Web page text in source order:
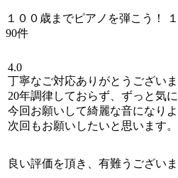
１００歳までピアノを弾こう！
90件
4.0
丁寧なご対応ありがとうございま
20年調律しておらず、ずっと気
今回お願いして綺麗な音になり
次回もお願いしたいと思います。
良い評価を頂き、有難うございま